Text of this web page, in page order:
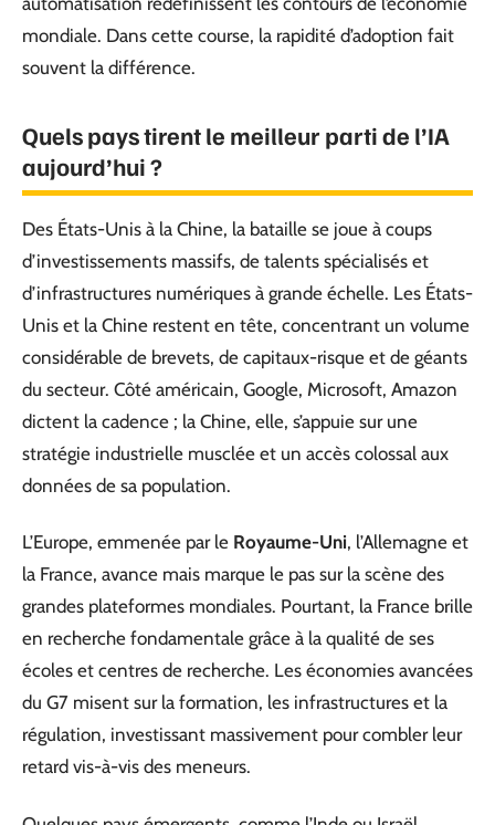
mondiale. Dans cette course, la rapidité d’adoption fait
souvent la différence.
Quels pays tirent le meilleur parti de l’IA
aujourd’hui ?
Des États-Unis à la Chine, la bataille se joue à coups
d’investissements massifs, de talents spécialisés et
d’infrastructures numériques à grande échelle. Les États-
Unis et la Chine restent en tête, concentrant un volume
considérable de brevets, de capitaux-risque et de géants
du secteur. Côté américain, Google, Microsoft, Amazon
dictent la cadence ; la Chine, elle, s’appuie sur une
stratégie industrielle musclée et un accès colossal aux
données de sa population.
L’Europe, emmenée par le Royaume-Uni, l’Allemagne et
la France, avance mais marque le pas sur la scène des
grandes plateformes mondiales. Pourtant, la France brille
en recherche fondamentale grâce à la qualité de ses
écoles et centres de recherche. Les économies avancées
du G7 misent sur la formation, les infrastructures et la
régulation, investissant massivement pour combler leur
retard vis-à-vis des meneurs.